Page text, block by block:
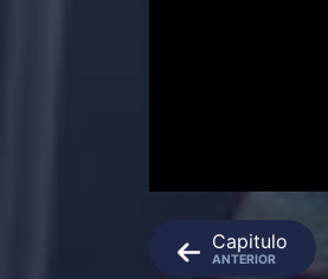
Capitulo
ANTERIOR